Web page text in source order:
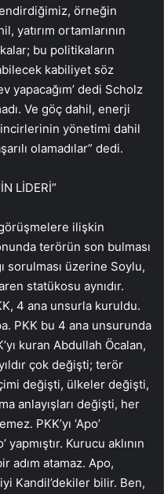
örneğin
yatırım ortamlarının
bu politikaların
kabiliyet söz
yapacağım’ dedi Scholz
Ve göç dahil, enerji
yönetimi dahil
olamadılar” dedi.
LİDERİ”
ilişkin
terörün son bulması
sorulması üzerine Soylu,
statükosu aynıdır.
4 ana unsurla kuruldu.
PKK bu 4 ana unsurunda
kuran Abdullah Öcalan,
çok değişti; terör
değişti, ülkeler değişti,
anlayışları değişti, her
PKK’yı ‘Apo’
Kurucu aklının
adım atamaz. Apo,
Kandil’dekiler bilir. Ben,